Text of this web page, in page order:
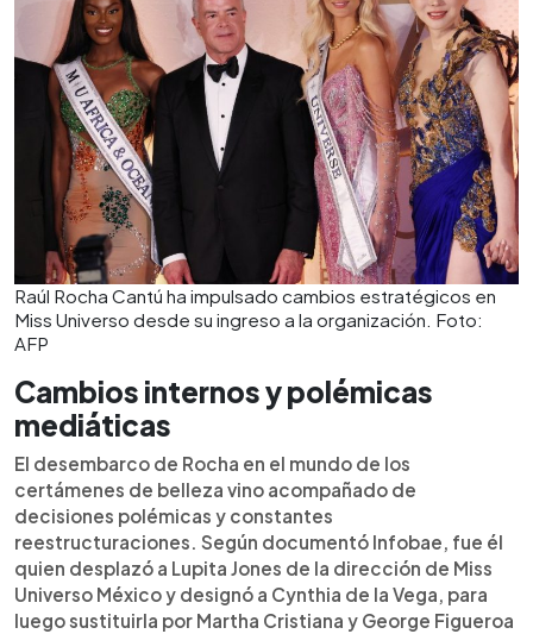
Raúl Rocha Cantú ha impulsado cambios estratégicos en
Miss Universo desde su ingreso a la organización. Foto:
AFP
Cambios internos y polémicas
mediáticas
El desembarco de Rocha en el mundo de los
certámenes de belleza vino acompañado de
decisiones polémicas y constantes
reestructuraciones. Según documentó Infobae, fue él
quien desplazó a Lupita Jones de la dirección de Miss
Universo México y designó a Cynthia de la Vega, para
luego sustituirla por Martha Cristiana y George Figueroa